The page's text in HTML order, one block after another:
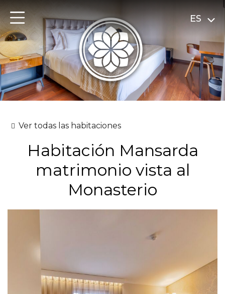
ES
Ver todas las habitaciones
Habitación Mansarda
matrimonio vista al
Monasterio